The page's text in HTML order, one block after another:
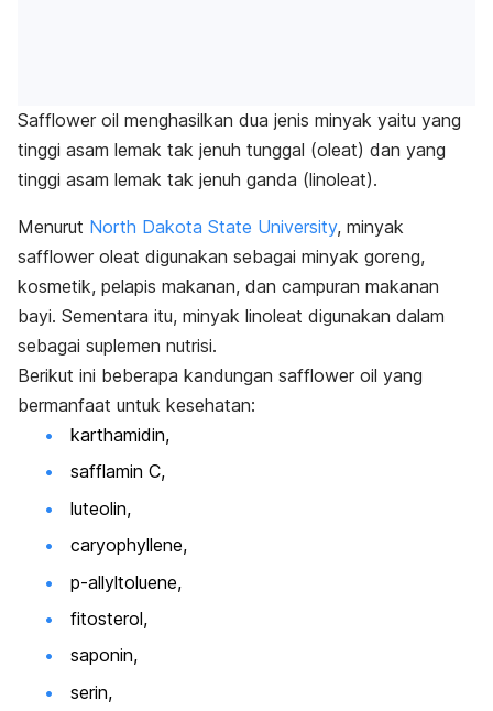
Safflower oil menghasilkan dua jenis minyak yaitu yang
tinggi asam lemak tak jenuh tunggal (oleat) dan yang
tinggi asam lemak tak jenuh ganda (linoleat).
Menurut North Dakota State University, minyak
safflower oleat digunakan sebagai minyak goreng,
kosmetik, pelapis makanan, dan campuran makanan
bayi. Sementara itu, minyak linoleat digunakan dalam
sebagai suplemen nutrisi.
Berikut ini beberapa kandungan safflower oil yang
bermanfaat untuk kesehatan:
karthamidin,
safflamin C,
luteolin,
caryophyllene,
p-allyltoluene,
fitosterol,
saponin,
serin,